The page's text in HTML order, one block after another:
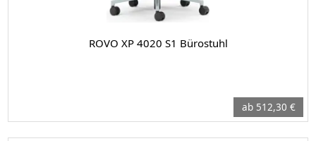
ROVO XP 4020 S1 Bürostuhl
ab 512,30 €